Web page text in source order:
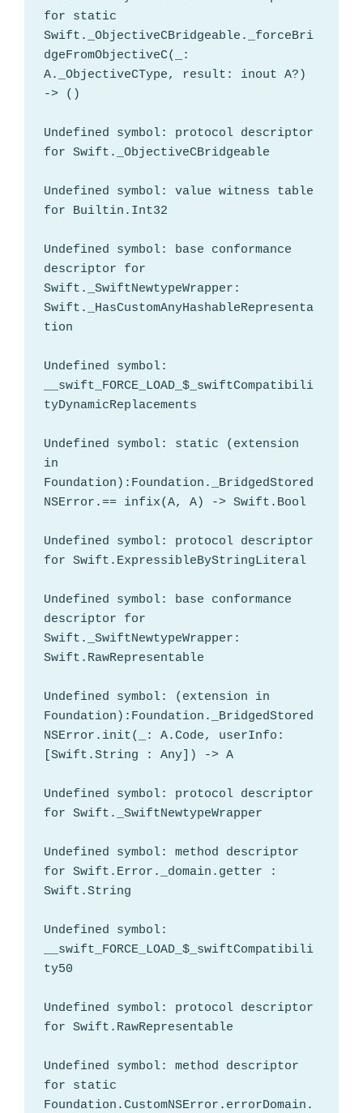
for static
Swift._ObjectiveCBridgeable._forceBri
dgeFromObjectiveC(_:
A._ObjectiveCType, result: inout A?)
-> ()
Undefined symbol: protocol descriptor
for Swift._ObjectiveCBridgeable
Undefined symbol: value witness table
for Builtin.Int32
Undefined symbol: base conformance
descriptor for
Swift._SwiftNewtypeWrapper:
Swift._HasCustomAnyHashableRepresenta
tion
Undefined symbol:
__swift_FORCE_LOAD_$_swiftCompatibili
tyDynamicReplacements
Undefined symbol: static (extension
in
Foundation):Foundation._BridgedStored
NSError.== infix(A, A) -> Swift.Bool
Undefined symbol: protocol descriptor
for Swift.ExpressibleByStringLiteral
Undefined symbol: base conformance
descriptor for
Swift._SwiftNewtypeWrapper:
Swift.RawRepresentable
Undefined symbol: (extension in
Foundation):Foundation._BridgedStored
NSError.init(_: A.Code, userInfo:
[Swift.String : Any]) -> A
Undefined symbol: protocol descriptor
for Swift._SwiftNewtypeWrapper
Undefined symbol: method descriptor
for Swift.Error._domain.getter :
Swift.String
Undefined symbol:
__swift_FORCE_LOAD_$_swiftCompatibili
ty50
Undefined symbol: protocol descriptor
for Swift.RawRepresentable
Undefined symbol: method descriptor
for static
Foundation.CustomNSError.errorDomain.